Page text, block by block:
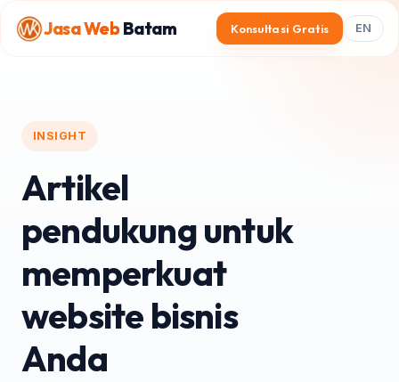
Jasa Web Batam Konsultasi Gratis EN
INSIGHT
Artikel
pendukung untuk
memperkuat
website bisnis
Anda